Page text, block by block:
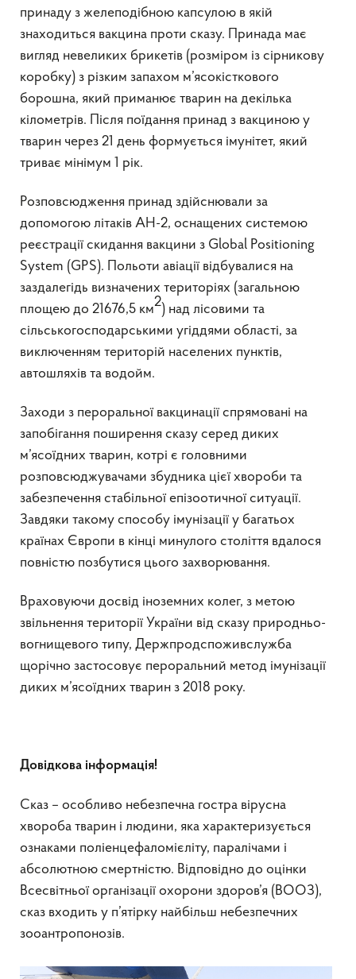
принаду з желеподібною капсулою в якій
знаходиться вакцина проти сказу. Принада має
вигляд невеликих брикетів (розміром із сірникову
коробку) з різким запахом м’ясокісткового
борошна, який приманює тварин на декілька
кілометрів. Після поїдання принад з вакциною у
тварин через 21 день формується імунітет, який
триває мінімум 1 рік.
Розповсюдження принад здійснювали за
допомогою літаків АН-2, оснащених системою
реєстрації скидання вакцини з Global Positioning
System (GPS). Польоти авіації відбувалися на
заздалегідь визначених територіях (загальною
площею до 21676,5 км2) над лісовими та
сільськогосподарськими угіддями області, за
виключенням територій населених пунктів,
автошляхів та водойм.
Заходи з пероральної вакцинації спрямовані на
запобігання поширення сказу серед диких
м’ясоїдних тварин, котрі є головними
розповсюджувачами збудника цієї хвороби та
забезпечення стабільної епізоотичної ситуації.
Завдяки такому способу імунізації у багатьох
країнах Європи в кінці минулого століття вдалося
повністю позбутися цього захворювання.
Враховуючи досвід іноземних колег, з метою
звільнення території України від сказу природньо-
вогнищевого типу, Держпродспоживслужба
щорічно застосовує пероральний метод імунізації
диких м’ясоїдних тварин з 2018 року.
Довідкова інформація!
Сказ – особливо небезпечна гостра вірусна
хвороба тварин і людини, яка характеризується
ознаками поліенцефаломієліту, паралічами і
абсолютною смертністю. Відповідно до оцінки
Всесвітньої організації охорони здоров’я (ВООЗ),
сказ входить у п’ятірку найбільш небезпечних
зооантропонозів.